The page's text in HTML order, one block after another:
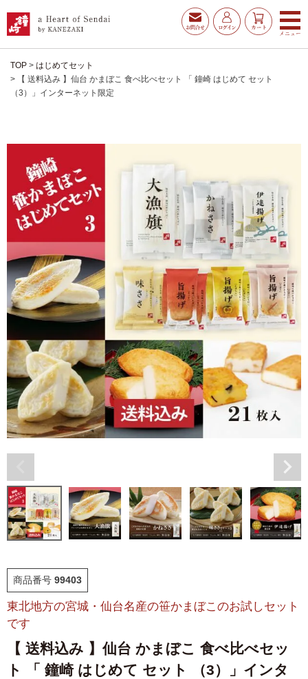
お得な夏ギフト 大漁旗特選詰合せ
福袋
お魚たんぱくわんぱくセ
ット
お誕生日祝い・長寿祝い ごはんのおとも
晩酌のおとも
特選詰合せ はじめてセット
かねささ
味ささ
季節のかねささ たけの
こ
季節のかねささ（まいた
け）
TOP
はじめてセット
【 送料込み 】仙台 かまぼこ 食べ比べセット 「 鐘崎 はじめて セット
（3）」インターネット限定
商品番号 99403
東北地方の宮城・仙台名産の笹かまぼこのお試しセット
です
【 送料込み 】仙台 かまぼこ 食べ比べセッ
ト 「 鐘崎 はじめて セット （3）」インタ